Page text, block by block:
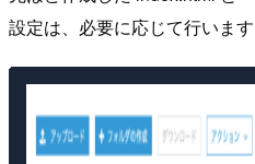
設定は、必要に応じて行います